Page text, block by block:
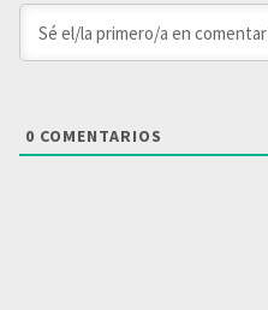
0 COMENTARIOS